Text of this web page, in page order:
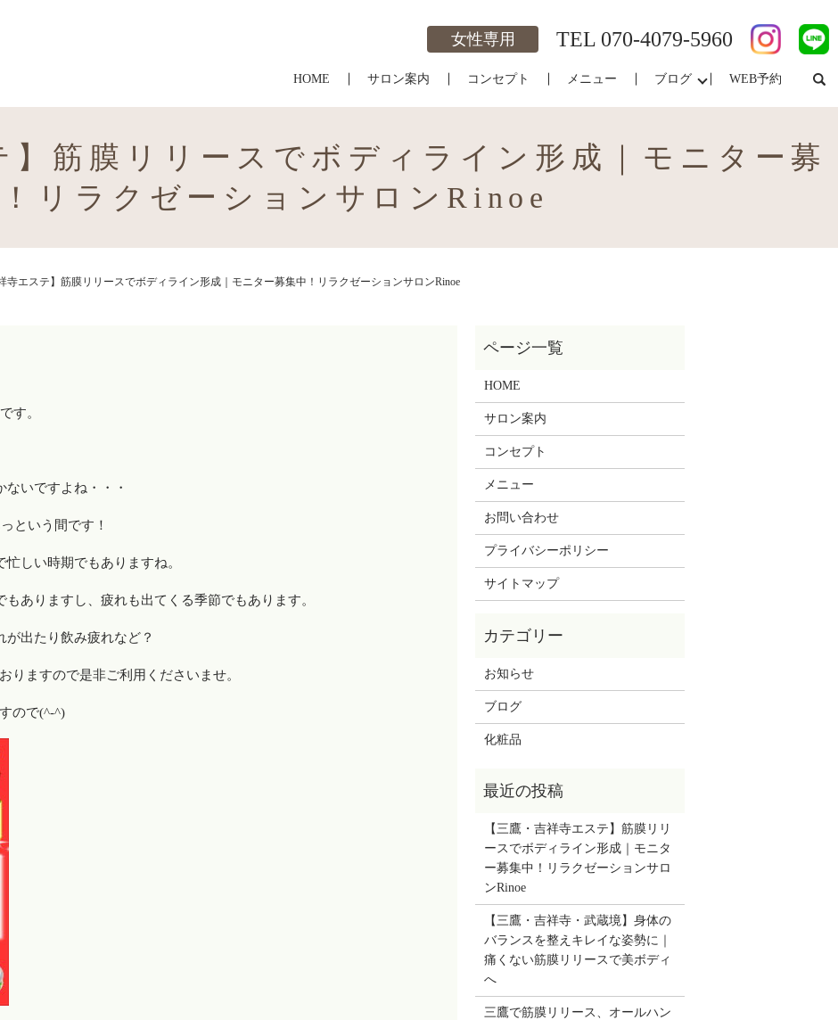
HOME サロン案内 コンセプト メニュー ブログ WEB予約
女性専用 TEL 070-4079-5960
】筋膜リリースでボディライン形成｜モニター募
リラクゼーションサロンRinoe
寺エステ】筋膜リリースでボディライン形成｜モニター募集中！リラクゼーションサロンRinoe
す。
いですよね・・・
という間です！
しい時期でもありますね。
ありますし、疲れも出てくる季節でもあります。
出たり飲み疲れなど？
りますので是非ご利用くださいませ。
ので(^-^)
HOME
サロン案内
コンセプト
メニュー
お問い合わせ
プライバシーポリシー
サイトマップ
お知らせ
ブログ
化粧品
【三鷹・吉祥寺エステ】筋膜リリ
ースでボディライン形成｜モニタ
ー募集中！リラクゼーションサロ
ンRinoe
【三鷹・吉祥寺・武蔵境】身体の
バランスを整えキレイな姿勢に｜
痛くない筋膜リリースで美ボディ
へ
三鷹で筋膜リリース、オールハン